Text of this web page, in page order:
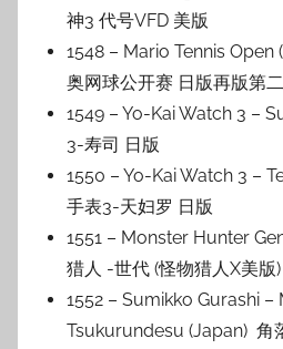
神3 代号VFD 美版
1548 – Mario Tennis Open
奥网球公开赛 日版再版第
1549 – Yo-Kai Watch 3 –
3-寿司 日版
1550 – Yo-Kai Watch 3 –
手表3-天妇罗 日版
1551 – Monster Hunter
猎人 -世代 (怪物猎人X美版)
1552 – Sumikko Gurashi –
Tsukurundesu (Japan) 角